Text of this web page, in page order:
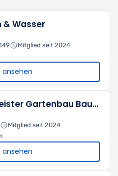
& Wasser
Mitglied seit 2024
ansehen
HGB Hausmeister Gartenbau Baumfällung
Mitglied seit 2024
ansehen